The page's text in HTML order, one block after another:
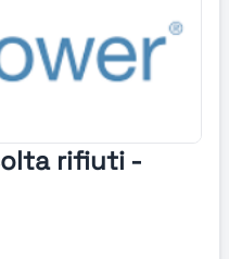
rifiuti -